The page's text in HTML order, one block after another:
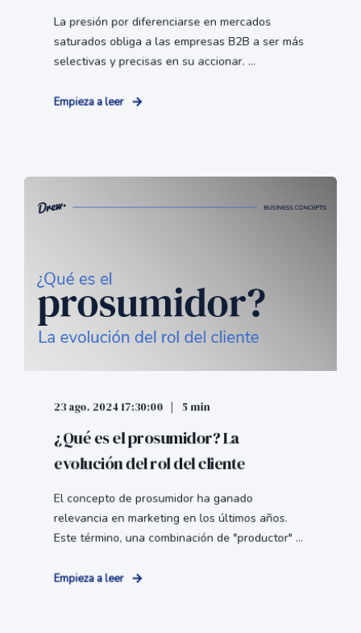
La presión por diferenciarse en mercados
saturados obliga a las empresas B2B a ser más
selectivas y precisas en su accionar. ...
Empieza a leer
23 ago. 2024 17:30:00 5 min
¿Qué es el prosumidor? La
evolución del rol del cliente
El concepto de prosumidor ha ganado
relevancia en marketing en los últimos años.
Este término, una combinación de "productor" ...
Empieza a leer